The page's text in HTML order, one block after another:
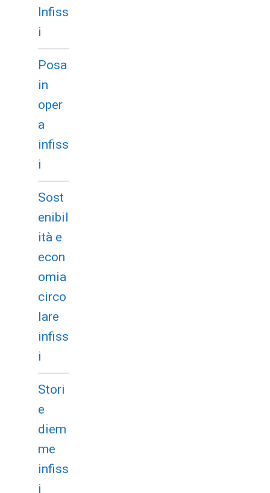
Infiss
i
Posa
in
oper
a
infiss
i
Sost
enibil
ità e
econ
omia
circo
lare
infiss
i
Stori
e
diem
me
infiss
i